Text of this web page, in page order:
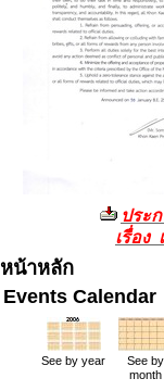
ประ
เรื่อง
หน้าหลัก
Events Calendar
See by year
See by
month